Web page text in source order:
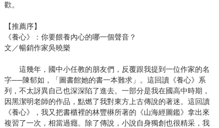
歡。
【推薦序】
《養心》：你要餵養內心的哪一個聲音？
文／暢銷作家吳曉樂
這幾年，國中小任教的朋友們，反覆跟我提到一位作家的名
字──陳郁如，「圖書館她的書一本難求」。這回讀《養心》系
列，不太訝異自己也深深陷了進去。一部分是我在國高中時期，
因黑潔明老師的作品，點燃了我對東方上古傳說的著迷。這回讀
《養心》，我又把書櫃裡的林豐楙所著的《山海經圖鑑》拿出來
複習了一次，相當過癮。除了傳說，小說自身獨創也很精采，我